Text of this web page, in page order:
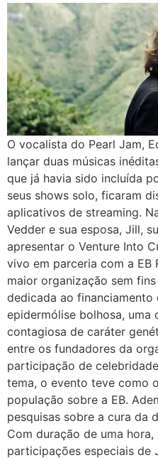
O vocalista do Pearl Jam,
lançar duas músicas
que já havia sido incluída
seus shows solo, ficaram
aplicativos de streaming.
Vedder e sua esposa, Jill,
apresentar o Venture Into
vivo em parceria com a EB
maior organização sem
dedicada ao financiamento
epidermólise bolhosa, uma
contagiosa de caráter
entre os fundadores da
participação de
tema, o evento teve como
população sobre a EB.
pesquisas sobre a cura da
Com duração de uma
participações especiais de